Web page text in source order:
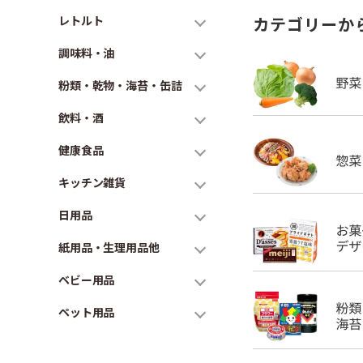
レトルト
調味料・油
粉類・乾物・海苔・缶詰
飲料・酒
健康食品
キッチン雑貨
日用品
紙用品・生理用品他
ベビー用品
ペット用品
カテゴリーか